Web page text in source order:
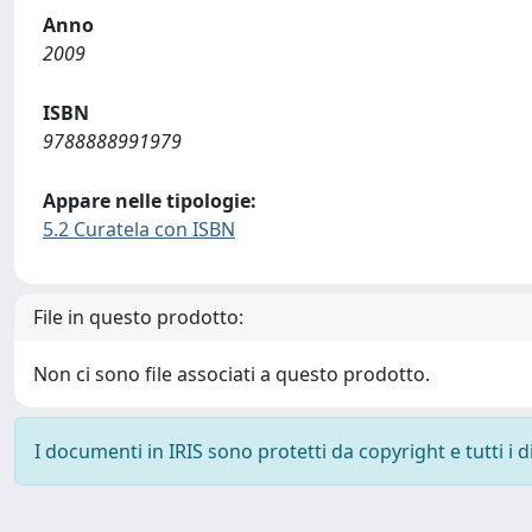
Anno
2009
ISBN
9788888991979
Appare nelle tipologie:
5.2 Curatela con ISBN
File in questo prodotto:
Non ci sono file associati a questo prodotto.
I documenti in IRIS sono protetti da copyright e tutti i